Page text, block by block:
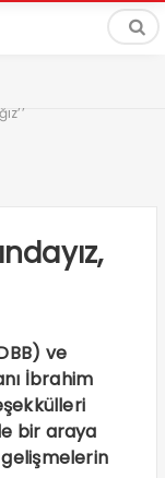
ve
İbrahim
bir araya